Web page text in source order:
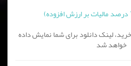
لینک دانلود برای شما نمایش داده
خواهد شد